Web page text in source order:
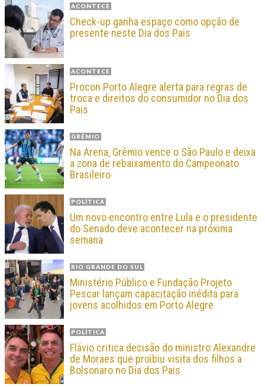
ACONTECE
Check-up ganha espaço como opção de
presente neste Dia dos Pais
ACONTECE
Procon Porto Alegre alerta para regras de
troca e direitos do consumidor no Dia dos
Pais
GRÊMIO
Na Arena, Grêmio vence o São Paulo e deixa
a zona de rebaixamento do Campeonato
Brasileiro
POLÍTICA
Um novo encontro entre Lula e o presidente
do Senado deve acontecer na próxima
semana
RIO GRANDE DO SUL
Ministério Público e Fundação Projeto
Pescar lançam capacitação inédita para
jovens acolhidos em Porto Alegre
POLÍTICA
Flávio critica decisão do ministro Alexandre
de Moraes que proibiu visita dos filhos a
Bolsonaro no Dia dos Pais